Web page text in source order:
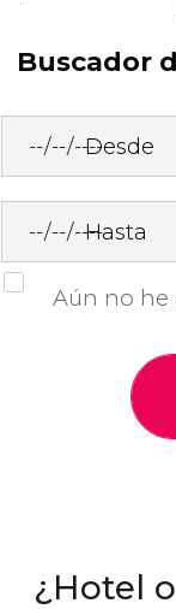
Buscador
Desde
Hasta
Aún no he
¿Hotel